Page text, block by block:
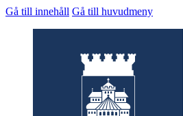
Gå till innehåll Gå till huvudmeny